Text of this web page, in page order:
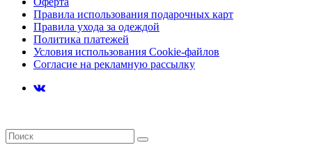
Правила использования подарочных карт
Правила ухода за одеждой
Политика платежей
Условия использования Cookie-файлов
Согласие на рекламную рассылку